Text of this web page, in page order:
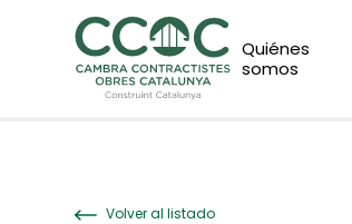
Quiénes
somos
Volver al listado